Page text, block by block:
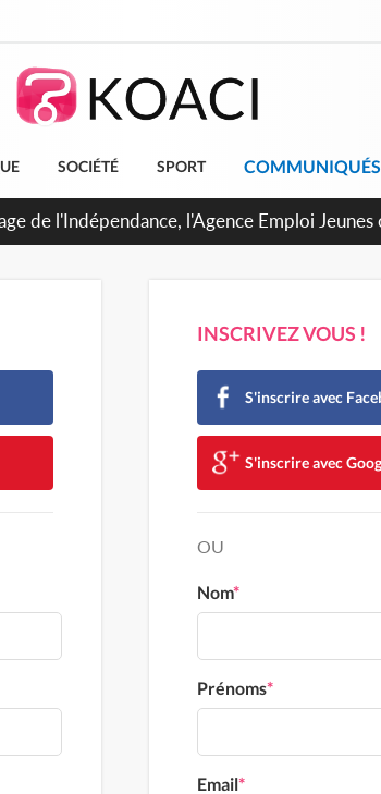
SOCIÉTÉ SPORT COMMUNIQUÉS
de l'Indépendance, l'Agence Emploi
INSCRIVEZ VOUS !
S'inscrire avec
S'inscrire avec
OU
Nom*
Prénoms*
Email*